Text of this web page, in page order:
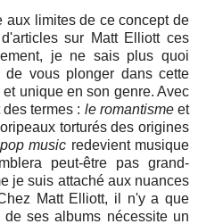
aux limites de ce concept de
sur Matt Elliott ces
je ne sais plus quoi
vous plonger dans cette
unique en son genre. Avec
termes : le romantismeet
torturés des origines
music redevient musique
peut-être pas grand-
je suis attaché aux nuances
Matt Elliott, il n'y a que
ses albums nécessite un